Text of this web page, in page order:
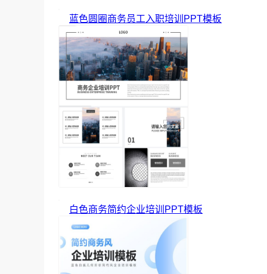
蓝色圆圈商务员工入职培训PPT模板
白色商务简约企业培训PPT模板